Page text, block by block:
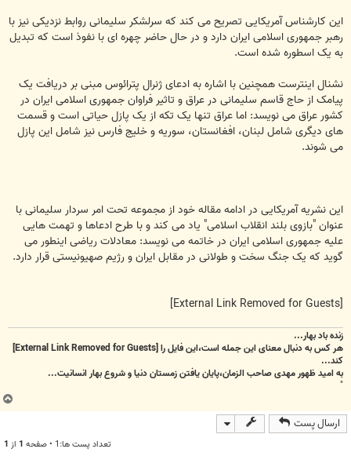
این کارشناس آمریکایی تصریح می کند که سرلشکر سلیمانی روابط نزدیکی نیز با
رهبر جمهوری اسلامی ایران دارد و در حال حاضر چهره ای با نفوذ است که تبدیل
به یک اسطوره شده است.
نشنال اینترست همچنین با اشاره به ادعای ژنرال پترائوس مبنی بر دریافت یک
پیامک از حاج قاسم سلیمانی در عراق و تاثیر فراوان جمهوری اسلامی ایران در
کشور عراق می نویسد: اما عراق تنها یک تکه از یک پازل حیاتی است و قسمت
های دیگری شامل لبنان، افغانستان، سوریه و خلیج فارس نیز شامل این پازل
می شوند.
این نشریه آمریکایی در ادامه مقاله خود از مجموعه تحت امر سردار سلیمانی با
عنوان "بازوی بلند انقلاب اسلامی" یاد می کند و با طرح ادعاها و تهمت هایی
علیه جمهوری اسلامی ایران در خاتمه می نویسد: معادلات ریاضی اینطور می
گوید که یک جنگ سخت و طولانی در مقابل ایران و رژیم صهیونیستی قرار دارد.
[External Link Removed for Guests]
زنده باد بهار...
هر کس به دنبال معنای این جمله است،این فایل را [External Link Removed for Guests]
کند...
به امید ظهور مهدی صاحب الزمان،پایان یافتن زمستان دنیا و شروع بهار انسانیت...
"
ارسال پست
تعداد پست ها:1 • صفحه 1 از 1